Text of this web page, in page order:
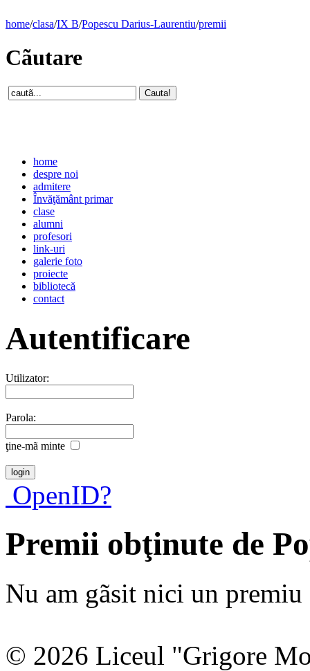
home/clasa/IX B/Popescu Darius-Laurentiu/premii
Cãutare
home
despre noi
admitere
Învăţământ primar
clase
alumni
profesori
link-uri
galerie foto
proiecte
bibliotecă
contact
Autentificare
Utilizator:
Parola:
ţine-mã minte
OpenID?
Premii obţinute de
Nu am gãsit nici un premiu
© 2026 Liceul "Grigore